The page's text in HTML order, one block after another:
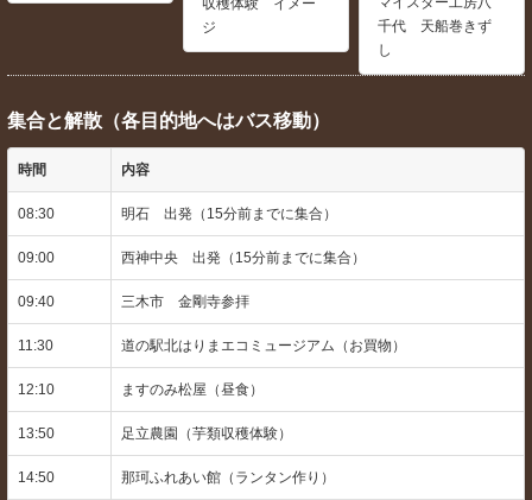
ジ
千代 天船巻きず
し
集合と解散（各目的地へはバス移動）
時間 内容
08:30 明石 出発（15分前までに集合）
09:00 西神中央 出発（15分前までに集合）
09:40 三木市 金剛寺参拝
11:30 道の駅北はりまエコミュージアム（お買物）
12:10 ますのみ松屋（昼食）
13:50 足立農園（芋類収穫体験）
14:50 那珂ふれあい館（ランタン作り）